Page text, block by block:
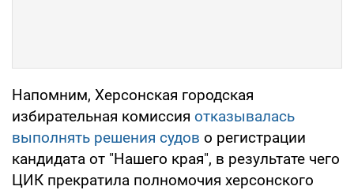
Напомним, Херсонская городская
избирательная комиссия отказывалась
выполнять решения судов о регистрации
кандидата от "Нашего края", в результате чего
ЦИК прекратила полномочия херсонского